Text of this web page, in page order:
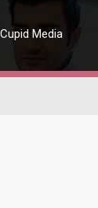
Media